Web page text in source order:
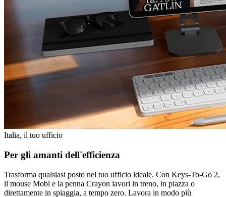
Italia, il tuo ufficio
Per gli amanti dell'efficienza
Trasforma qualsiasi posto nel tuo ufficio ideale. Con Keys-To-Go 2,
il mouse Mobi e la penna Crayon lavori in treno, in piazza o
direttamente in spiaggia, a tempo zero. Lavora in modo più